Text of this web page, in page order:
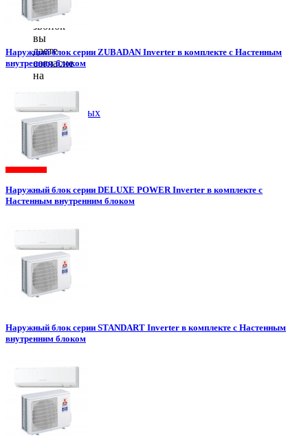
«заказать
звонок»
вы
даете
согласие
на
персональных
данных.
Наружный блок серии ZUBADAN Inverter в комплекте с Настенным
внутренним блоком
Наружный блок серии DELUXE POWER Inverter в комплекте с
Настенным внутренним блоком
Наружный блок серии STANDART Inverter в комплекте с Настенным
внутренним блоком